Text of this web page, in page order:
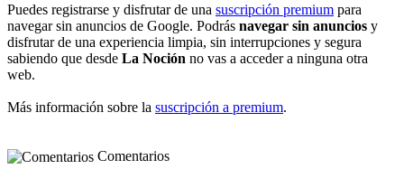
Puedes registrarse y disfrutar de una suscripción premium para
navegar sin anuncios de Google. Podrás navegar sin anuncios y
disfrutar de una experiencia limpia, sin interrupciones y segura
sabiendo que desde La Noción no vas a acceder a ninguna otra
web.
Más información sobre la suscripción a premium.
Comentarios